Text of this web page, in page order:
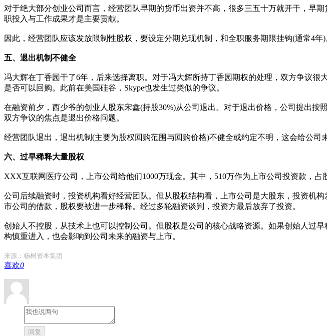
对于绝大部分创业公司而言，经营团队早期的货币出资并不高，很多三五十万就开干，早
职投入与工作成果才是主要贡献。
因此，经营团队应该发放限制性股权，要设定分期兑现机制，和全职服务期限挂钩(通常4年)
五、退出机制不健全
冯大辉在丁香园干了6年，后来选择离职。对于冯大辉所持丁香园期权的处理，双方争议
是否可以回购。此前在美国硅谷，Skype也发生过类似的争议。
在融资前夕，西少爷的创业人股东宋鑫(持股30%)从公司退出。对于退出价格，公司提出按
双方争议的焦点是退出价格问题。
经营团队退出，退出机制(主要为股权回购范围与回购价格)不健全或约定不明，这会给公司
六、过早稀释大量股权
XXX互联网医疗公司，上市公司给他们1000万现金。其中，510万作为上市公司投资款，占
公司后续融资时，投资机构看好经营团队。但从股权结构看，上市公司是大股东，投资机
市公司的借款，股权要被进一步稀释。经过多轮融资谈判，投资方最后放弃了投资。
创始人不控股，从技术上也可以控制公司。但股权是公司的核心战略资源。如果创始人过
构慎重进入，也会影响到公司未来的融资与上市。
来源：杨树资本集团
喜欢0
回复